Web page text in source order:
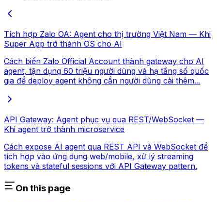
Tích hợp Zalo OA: Agent cho thị trường Việt Nam — Khi
Super App trở thành OS cho AI
Cách biến Zalo Official Account thành gateway cho AI
agent, tận dụng 60 triệu người dùng và hạ tầng số quốc
gia để deploy agent không cần người dùng cài thêm...
API Gateway: Agent phục vụ qua REST/WebSocket —
Khi agent trở thành microservice
Cách expose AI agent qua REST API và WebSocket để
tích hợp vào ứng dụng web/mobile, xử lý streaming
tokens và stateful sessions với API Gateway pattern.
On this page